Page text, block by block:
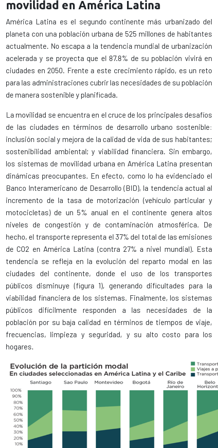
movilidad en América Latina
América Latina es el segundo continente más urbanizado del
planeta con una población urbana de 525 millones de habitantes
actualmente. No escapa a la tendencia mundial de urbanización
acelerada y se proyecta que el 87.8% de su población vivirá en
ciudades en 2050. Frente a este crecimiento rápido, es un reto
para las administraciones cubrir las necesidades de su población
de manera sostenible y planificada.
La movilidad se encuentra en el cruce de los principales desafíos
de las ciudades en términos de desarrollo urbano sostenible:
inclusión social y mejora de la calidad de vida de sus habitantes;
sostenibilidad ambiental; y viabilidad financiera. Sin embargo,
los sistemas de movilidad urbana en América Latina presentan
dinámicas preocupantes. En efecto, como lo ha evidenciado el
Banco Interamericano de Desarrollo (BID), la tendencia actual al
incremento de la tasa de motorización (vehículo particular y
motocicletas) de un 5% anual en el continente genera altos
niveles de congestión y de contaminación atmosférica. De
hecho, el transporte representa el 37% del total de las emisiones
de CO2 en América Latina (contra 27% a nivel mundial). Esta
tendencia se refleja en la evolución del reparto modal en las
ciudades del continente, donde el uso de los transportes
públicos disminuye (figura 1), generando dificultades para la
viabilidad financiera de los sistemas. Finalmente, los sistemas
públicos difícilmente responden a las necesidades de la
población por su baja calidad en términos de tiempos de viaje,
frecuencias, limpieza y seguridad, y su alto costo para los
hogares.